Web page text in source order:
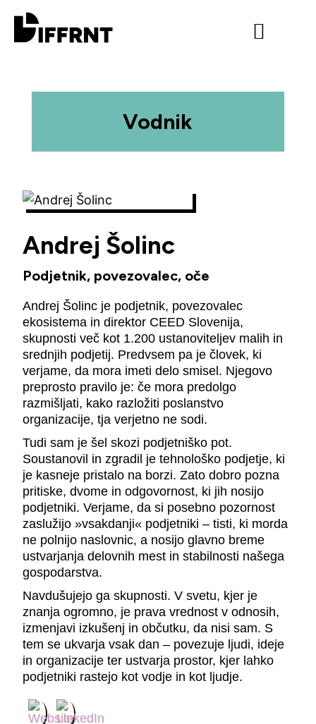
Vodnik
Andrej Šolinc
Podjetnik, povezovalec, oče
Andrej Šolinc je podjetnik, povezovalec
ekosistema in direktor CEED Slovenija,
skupnosti več kot 1.200 ustanoviteljev malih in
srednjih podjetij. Predvsem pa je človek, ki
verjame, da mora imeti delo smisel. Njegovo
preprosto pravilo je: če mora predolgo
razmišljati, kako razložiti poslanstvo
organizacije, tja verjetno ne sodi.
Tudi sam je šel skozi podjetniško pot.
Soustanovil in zgradil je tehnološko podjetje, ki
je kasneje pristalo na borzi. Zato dobro pozna
pritiske, dvome in odgovornost, ki jih nosijo
podjetniki. Verjame, da si posebno pozornost
zaslužijo »vsakdanji« podjetniki – tisti, ki morda
ne polnijo naslovnic, a nosijo glavno breme
ustvarjanja delovnih mest in stabilnosti našega
gospodarstva.
Navdušujejo ga skupnosti. V svetu, kjer je
znanja ogromno, je prava vrednost v odnosih,
izmenjavi izkušenj in občutku, da nisi sam. S
tem se ukvarja vsak dan – povezuje ljudi, ideje
in organizacije ter ustvarja prostor, kjer lahko
podjetniki rastejo kot vodje in kot ljudje.